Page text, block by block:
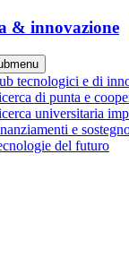
& innovazione
tecnologici e di
di punta e
universitaria
e
del futuro